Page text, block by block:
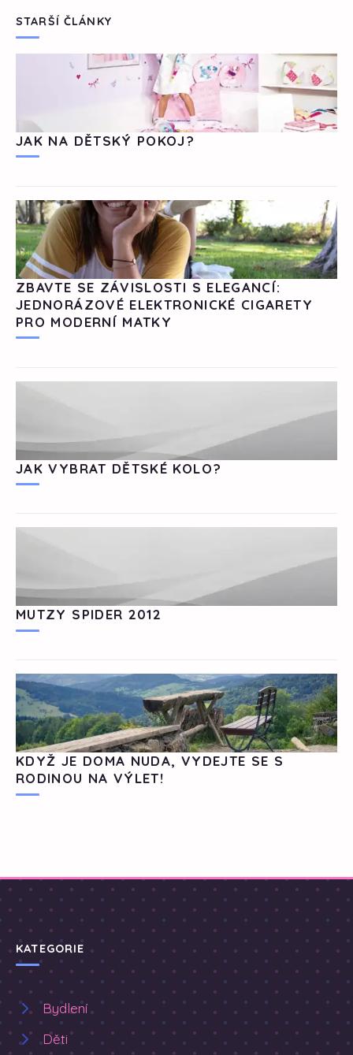
STARŠÍ ČLÁNKY
JAK NA DĚTSKÝ POKOJ?
ZBAVTE SE ZÁVISLOSTI S ELEGANCÍ:
JEDNORÁZOVÉ ELEKTRONICKÉ CIGARETY
PRO MODERNÍ MATKY
JAK VYBRAT DĚTSKÉ KOLO?
MUTZY SPIDER 2012
KDYŽ JE DOMA NUDA, VYDEJTE SE S
RODINOU NA VÝLET!
KATEGORIE
Bydlení
Děti